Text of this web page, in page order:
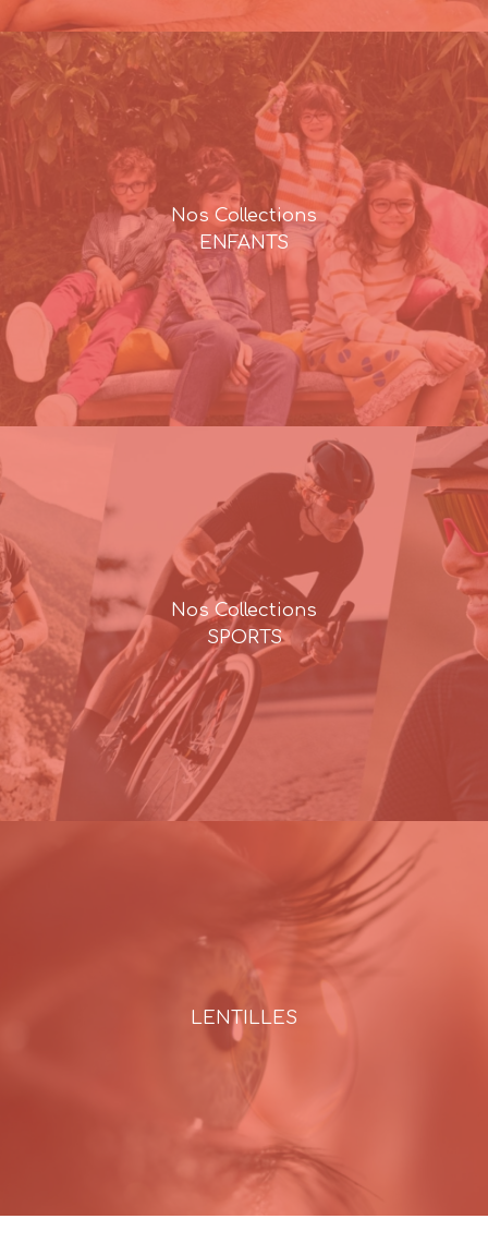
Nos Collections
ENFANTS
Nos Collections
SPORTS
LENTILLES